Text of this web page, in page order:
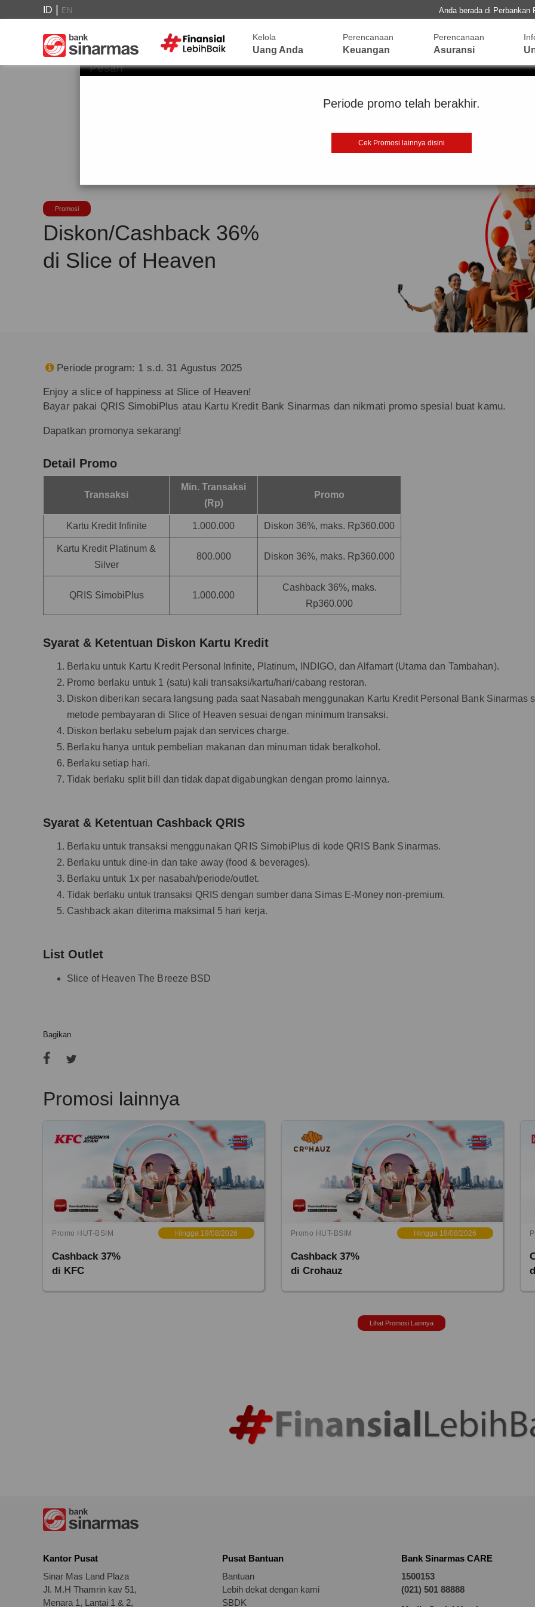
ID EN Anda berada di Perbankan
Kelola
Uang Anda
Perencanaan
Keuangan
Perencanaan
Asuransi
Promosi
Diskon/Cashback 36%
di Slice of Heaven
 Periode program: 1 s.d. 31 Agustus 2025
Enjoy a slice of happiness at Slice of Heaven!
Bayar pakai QRIS SimobiPlus atau Kartu Kredit Bank Sinarmas dan nikmati promo spesial buat kamu.
Dapatkan promonya sekarang!
Detail Promo
Transaksi
Min. Transaksi
(Rp)
Promo
Kartu Kredit Infinite 1.000.000 Diskon 36%, maks. Rp360.000
Kartu Kredit Platinum &
Silver
800.000 Diskon 36%, maks. Rp360.000
QRIS SimobiPlus 1.000.000
Cashback 36%, maks.
Rp360.000
Syarat & Ketentuan Diskon Kartu Kredit
Berlaku untuk Kartu Kredit Personal Infinite, Platinum, INDIGO, dan Alfamart (Utama dan Tambahan).
Promo berlaku untuk 1 (satu) kali transaksi/kartu/hari/cabang restoran.
Diskon diberikan secara langsung pada saat Nasabah menggunakan Kartu Kredit Personal Bank Sinarmas
metode pembayaran di Slice of Heaven sesuai dengan minimum transaksi.
Diskon berlaku sebelum pajak dan services charge.
Berlaku hanya untuk pembelian makanan dan minuman tidak beralkohol.
Berlaku setiap hari.
Tidak berlaku split bill dan tidak dapat digabungkan dengan promo lainnya.
Syarat & Ketentuan Cashback QRIS
Berlaku untuk transaksi menggunakan QRIS SimobiPlus di kode QRIS Bank Sinarmas.
Berlaku untuk dine-in dan take away (food & beverages).
Berlaku untuk 1x per nasabah/periode/outlet.
Tidak berlaku untuk transaksi QRIS dengan sumber dana Simas E-Money non-premium.
Cashback akan diterima maksimal 5 hari kerja.
List Outlet
Slice of Heaven The Breeze BSD
Bagikan
Promosi lainnya
Promo HUT-BSIM Hingga 19/08/2026
Cashback 37%
di KFC
Promo HUT-BSIM Hingga 18/08/2026
Cashback 37%
di Crohauz
Lihat Promosi Lainnya
Pesan
Periode promo telah berakhir.
Cek Promosi lainnya disini
Kantor Pusat
Sinar Mas Land Plaza
Jl. M.H Thamrin kav 51,
Menara 1, Lantai 1 & 2,
Pusat Bantuan
Bantuan
Lebih dekat dengan kami
SBDK
Bank Sinarmas CARE
1500153
(021) 501 88888